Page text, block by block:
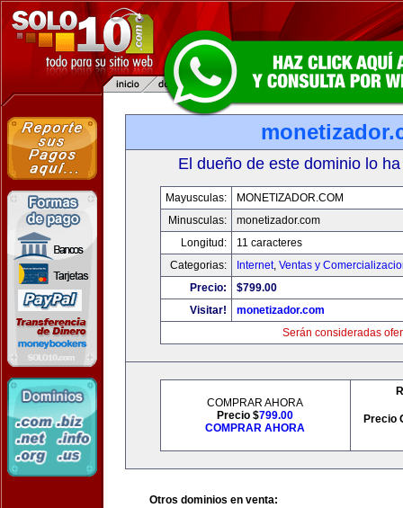
El dueño de este dominio lo
Mayusculas:
MONETIZADOR.COM
Minusculas:
monetizador.com
Longitud:
11 caracteres
Categorias:
Internet, Ventas y
Precio:
$799.00
Visitar!
monetizador.com
Serán consideradas
COMPRAR AHORA
Precio $799.00
COMPRAR AHORA
Precio
Otros dominios en venta: